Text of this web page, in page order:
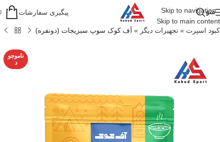
Skip to navigation
Skip to main content
منو پیگیری سفارشات
کبود اسپرت » تجهیزات دیگر » آف کوک سوپ سبزیجات (دونفره)
ناموجو
د